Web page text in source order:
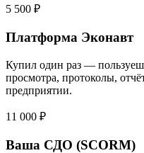
5 500 ₽
Платформа Эконавт
Купил один раз —
просмотра, протоколы,
предприятии.
11 000 ₽
Ваша СДО (SCORM)